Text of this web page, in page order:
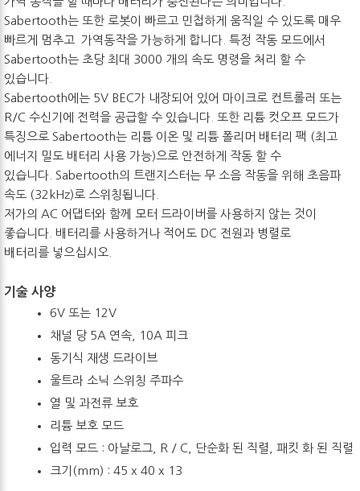
Sabertooth는 또한 로봇이 빠르고 민첩하게 움직일 수 있도록 매우
빠르게 멈추고 가역동작을 가능하게 합니다. 특정 작동 모드에서
Sabertooth는 초당 최대 3000 개의 속도 명령을 처리 할 수 ​​
있습니다.
Sabertooth에는 5V BEC가 내장되어 있어 마이크로 컨트롤러 또는
R/C 수신기에 전력을 공급할 수 있습니다. 또한 리튬 컷오프 모드가
특징으로 Sabertooth는 리튬 이온 및 리튬 폴리머 배터리 팩 (최고
에너지 밀도 배터리 사용 가능)으로 안전하게 작동 할 수
있습니다. Sabertooth의 트랜지스터는 무 소음 작동을 위해 초음파
속도 (32kHz)로 스위칭됩니다.
저가의 AC 어댑터와 함께 모터 드라이버를 사용하지 않는 것이
좋습니다. 배터리를 사용하거나 적어도 DC 전원과 병렬로
배터리를 넣으십시오.
기술 사양
6V 또는 12V
채널 당 5A 연속, 10A 피크
동기식 재생 드라이브
울트라 소닉 스위칭 주파수
열 및 과전류 보호
리튬 보호 모드
입력 모드 : 아날로그, R / C, 단순화 된 직렬, 패킷 화 된 직렬
크기(mm) : 45 x 40 x 13